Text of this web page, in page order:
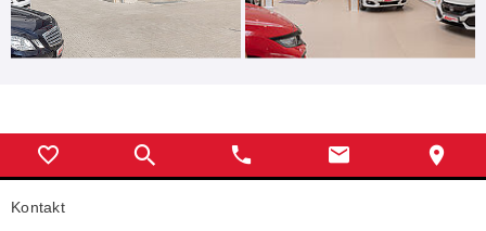
Kontakt